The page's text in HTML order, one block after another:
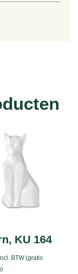
KU 164
BTW (gratis